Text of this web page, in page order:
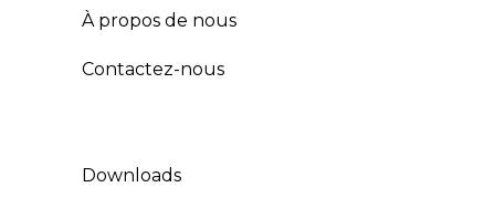
À propos de nous
Contactez-nous
Downloads